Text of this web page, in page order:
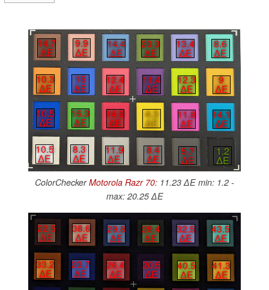
14.7
∆E
9.9
∆E
14.4
∆E
20.3
∆E
13.4
∆E
8.6
∆E
10.3
∆E
15
∆E
12.4
∆E
11.4
∆E
12.3
∆E
9
∆E
10.5
∆E
16.3
∆E
14.9
∆E
4.3
∆E
11.8
∆E
14.1
∆E
10.5
∆E
8.3
∆E
11.9
∆E
8.4
∆E
5.7
∆E
1.2
∆E
ColorCheckerMotorola Razr 70: 11.23 ∆E min: 1.2 -
max: 20.25 ∆E
22.5
∆E
38.6
∆E
29.8
∆E
28.4
∆E
32.5
∆E
43.5
∆E
33.2
∆E
23.7
∆E
26.4
∆E
20.5
∆E
40.5
∆E
41.3
∆E